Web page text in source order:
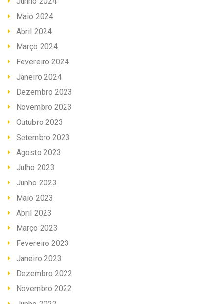
Maio 2024
Abril 2024
Março 2024
Fevereiro 2024
Janeiro 2024
Dezembro 2023
Novembro 2023
Outubro 2023
Setembro 2023
Agosto 2023
Julho 2023
Junho 2023
Maio 2023
Abril 2023
Março 2023
Fevereiro 2023
Janeiro 2023
Dezembro 2022
Novembro 2022